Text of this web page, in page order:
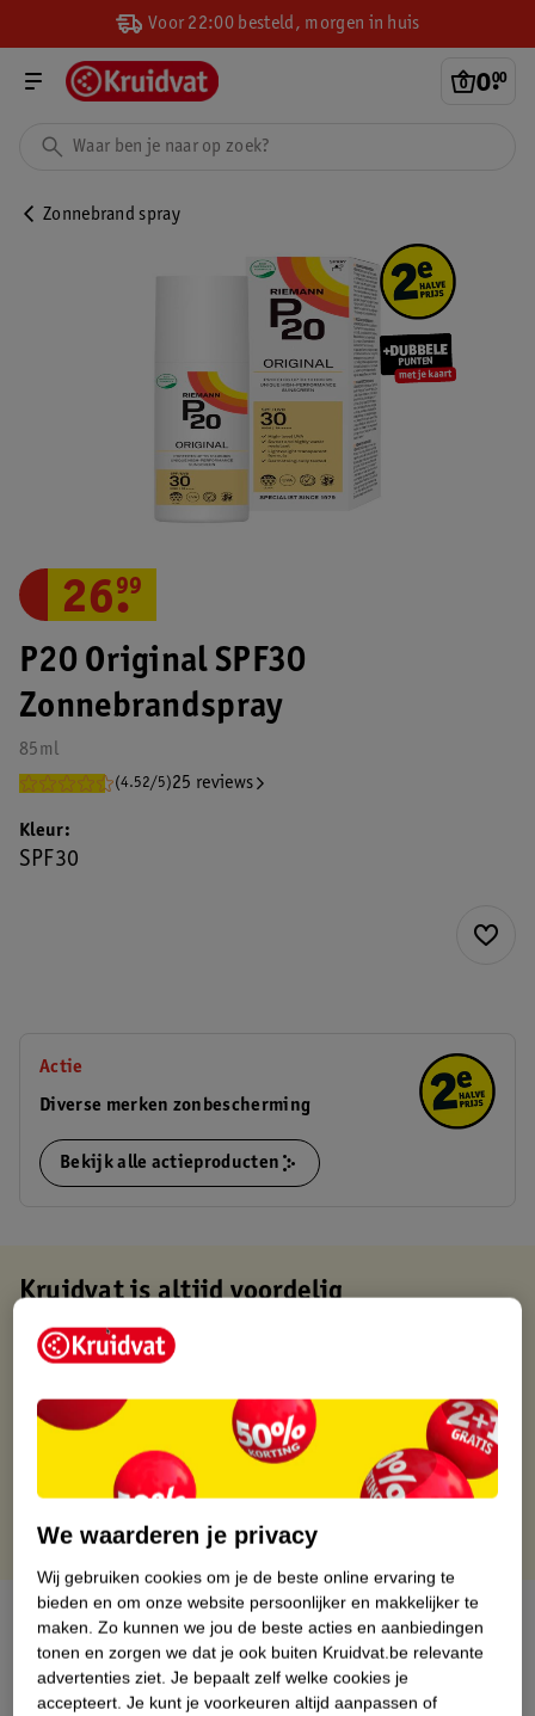
Voor 22:00 besteld, morgen in huis
0.
00
Zonnebrand spray
P20 Original SPF30
Zonnebrandspray
85ml
(4.52/5)25 reviews
26.
99
Kleur
SPF30
Actie
Diverse merken zonbescherming
Bekijk alle actieproducten
Kruidvat is altijd voordelig
Gratis ophalen in de winkel
Gratis thuisbezorgd vanaf 50.00
Gratis retourneren binnen 30 dagen
Gratis punten met je Kruidvat kaart
Over dit product
Productinformatie
We waarderen je privacy
Wij gebruiken cookies om je de beste online ervaring te
bieden en om onze website persoonlijker en makkelijker te
maken. Zo kunnen we jou de beste acties en aanbiedingen
tonen en zorgen we dat je ook buiten Kruidvat.be relevante
advertenties ziet. Je bepaalt zelf welke cookies je
accepteert. Je kunt je voorkeuren altijd aanpassen of